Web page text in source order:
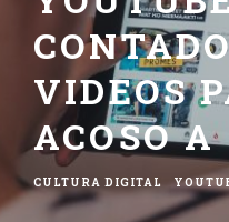
VIDEOS
ACOSO A
CULTURA DIGITAL